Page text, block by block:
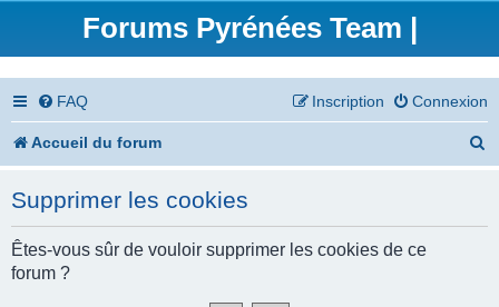
Forums Pyrénées Team |
FAQ Connexion
Inscription
Accueil du forum
Supprimer les cookies
Êtes-vous sûr de vouloir supprimer les cookies de ce
forum ?